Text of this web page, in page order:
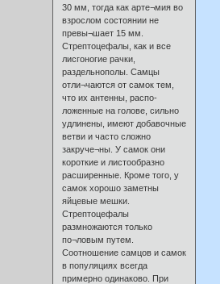
30 мм, тогда как арте¬мия во
взрослом состоянии не
превы¬шает 15 мм.
Стрептоцефалы, как и все
лисгоногие рачки,
раздельнополы. Самцы
отли¬чаются от самок тем,
что их антенны, распо-
ложенные на голове, сильно
удлинены, имеют добавочные
ветви и часто сложно
закруче¬ны. У самок они
короткие и листообразно
расширенные. Кроме того, у
самок хорошо заметны
яйцевые мешки.
Стрептоцефалы
размножаются только
по¬ловым путем.
Соотношение самцов и самок
в популяциях всегда
примерно одинаково. При